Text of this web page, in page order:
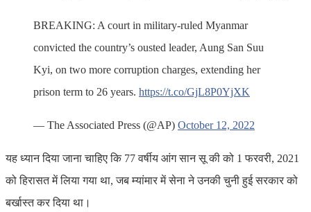
BREAKING: A court in military-ruled Myanmar
convicted the country’s ousted leader, Aung San Suu
Kyi, on two more corruption charges, extending her
prison term to 26 years. https://t.co/GjL8P0YjXK
— The Associated Press (@AP) October 12, 2022
यह ध्यान दिया जाना चाहिए कि 77 वर्षीय आंग सान सू की को 1 फरवरी, 2021
को हिरासत में लिया गया था, जब म्यांमार में सेना ने उनकी चुनी हुई सरकार को
बर्खास्त कर दिया था।